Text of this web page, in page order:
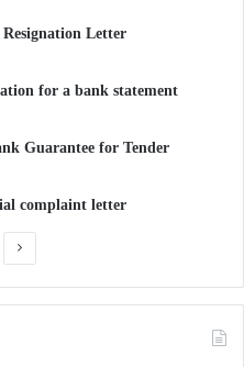
Resignation Letter
for a bank statement
Bank Guarantee for Tender
complaint letter
Next